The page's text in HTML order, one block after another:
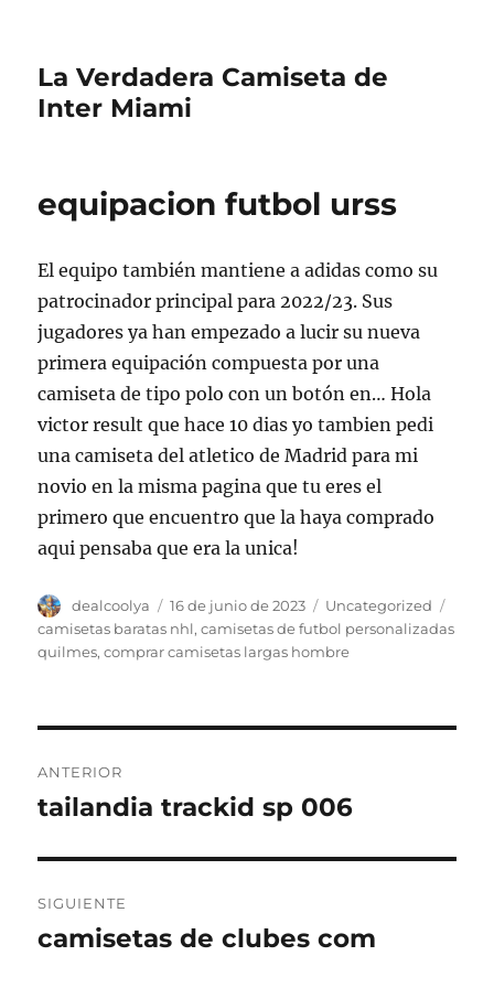
La Verdadera Camiseta de
Inter Miami
equipacion futbol urss
El equipo también mantiene a adidas como su
patrocinador principal para 2022/23. Sus
jugadores ya han empezado a lucir su nueva
primera equipación compuesta por una
camiseta de tipo polo con un botón en… Hola
victor result que hace 10 dias yo tambien pedi
una camiseta del atletico de Madrid para mi
novio en la misma pagina que tu eres el
primero que encuentro que la haya comprado
aqui pensaba que era la unica!
Autor
dealcoolya
Publicado
el
16 de junio de 2023 Categorías
Uncategorized
camisetas baratas nhl,camisetas de futbol personalizadas
quilmes,comprar camisetas largas hombre
de
ANTERIOR
Entrada
tailandia trackid sp 006
SIGUIENTE
Entrada
camisetas de clubes com